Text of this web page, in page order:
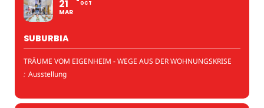
21
MAR
OCT
SUBURBIA
TRÄUME VOM EIGENHEIM - WEGE AUS DER WOHNUNGSKRISE
: Ausstellung